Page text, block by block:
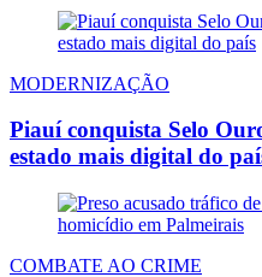
MODERNIZAÇÃO
Piauí conquista Selo
estado mais digital do
COMBATE AO CRIME